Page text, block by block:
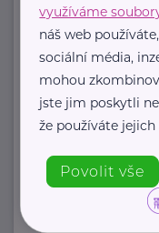
Ministerstvo
Palackého náměstí
https://
+420 224 971
mzcr@mzcr.cz
Nadace Dobrý
využíváme
náš web
sociální média,
mohou
jste jim poskytli
že používáte jejich
Povolit vše